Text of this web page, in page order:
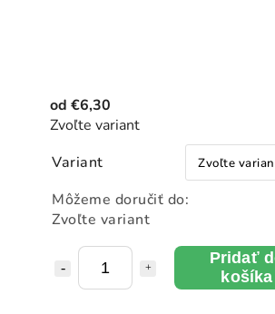
od €6,30
Zvoľte variant
Variant
Môžeme doručiť do:
Zvoľte variant
Pridať
košíka